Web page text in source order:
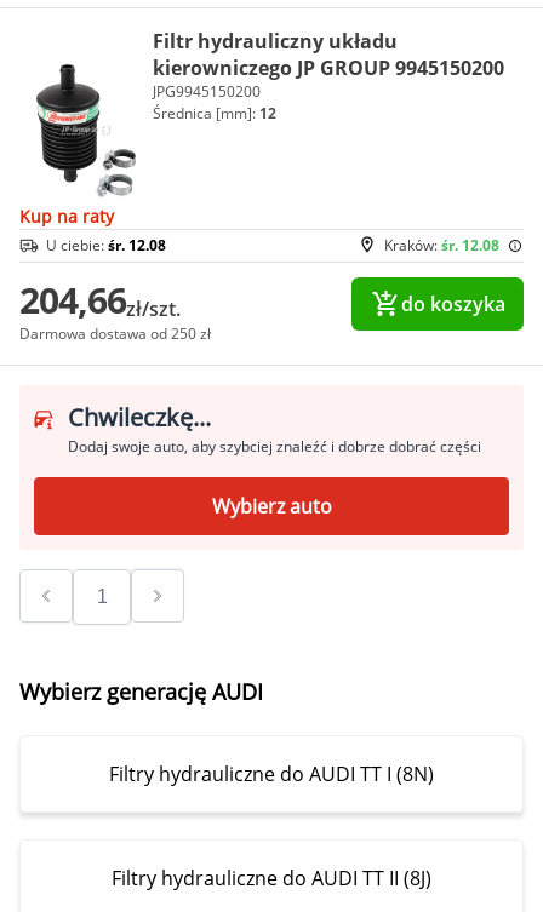
Filtr hydrauliczny układu
kierowniczego JP GROUP 9945150200
JPG9945150200
Średnica [mm]: 12
Kup na raty
Kraków:śr. 12.08
U ciebie:śr. 12.08
204,66zł/szt.
Darmowa dostawa od 250 zł
do koszyka
Chwileczkę...
Dodaj swoje auto, aby szybciej znaleźć i dobrze dobrać części
Wybierz auto
Wybierz generację AUDI
Filtry hydrauliczne do AUDI TT I (8N)
Filtry hydrauliczne do AUDI TT II (8J)